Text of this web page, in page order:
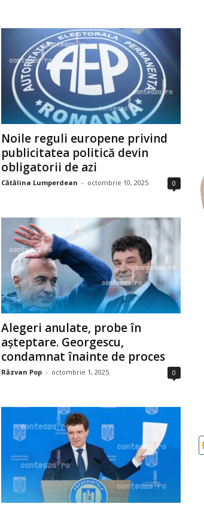
Noile reguli europene privind
publicitatea politică devin
obligatorii de azi
Cătălina Lumperdean - octombrie 10, 2025 0
Alegeri anulate, probe în
așteptare. Georgescu,
condamnat înainte de proces
Răzvan Pop - octombrie 1, 2025 0